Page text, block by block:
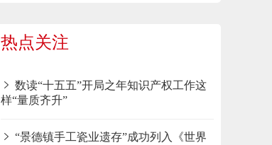
热点关注
数读“十五五”开局之年知识产权工作这
样“量质齐升”
“景德镇手工瓷业遗存”成功列入《世界